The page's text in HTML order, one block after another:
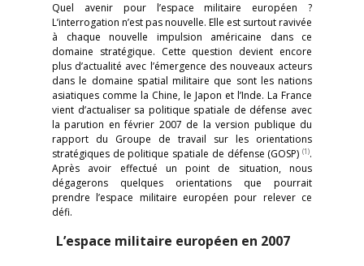
Quel avenir pour l’espace militaire européen ?
L’interrogation n’est pas nouvelle. Elle est surtout ravivée
à chaque nouvelle impulsion américaine dans ce
domaine stratégique. Cette question devient encore
plus d’actualité avec l’émergence des nouveaux acteurs
dans le domaine spatial militaire que sont les nations
asiatiques comme la Chine, le Japon et l’Inde. La France
vient d’actualiser sa politique spatiale de défense avec
la parution en février 2007 de la version publique du
rapport du Groupe de travail sur les orientations
stratégiques de politique spatiale de défense (GOSP) (1).
Après avoir effectué un point de situation, nous
dégagerons quelques orientations que pourrait
prendre l’espace militaire européen pour relever ce
défi.
L’espace militaire européen en 2007